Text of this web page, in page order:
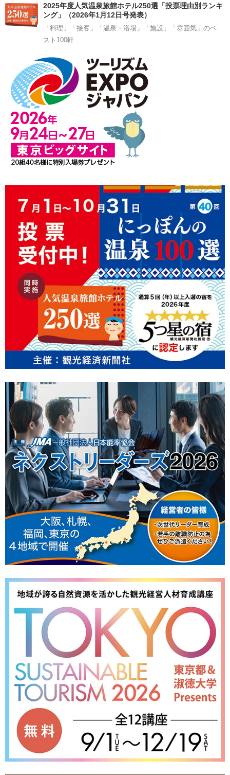
2025年度人気温泉旅館ホテル250選「投票理由別ランキ
ング」（2026年1月12日号発表）
「料理」「接客」「温泉・浴場」「施設」「雰囲気」のベ
スト100軒